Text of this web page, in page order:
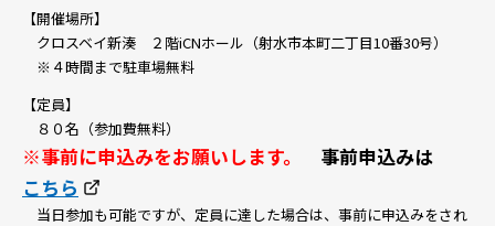
【開催場所】
クロスベイ新湊 ２階iCNホール（射水市本町二丁目10番30号）
※４時間まで駐車場無料
【定員】
８０名（参加費無料）
※事前に申込みをお願いします。
事前申込みは
こちら
当日参加も可能ですが、定員に達した場合は、事前に申込みをされ